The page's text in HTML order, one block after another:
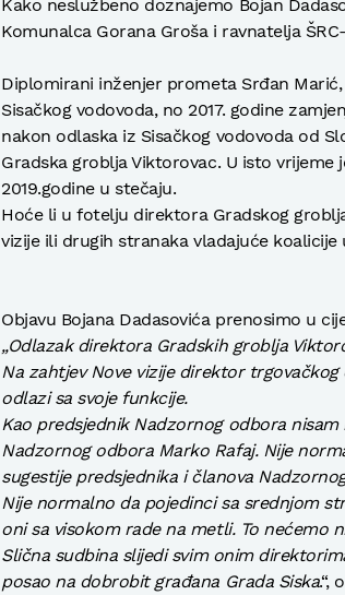
Kako neslužbeno doznajemo Bojan
Komunalca Gorana Groša i ravnatelja
Diplomirani inženjer prometa Srđan
Sisačkog vodovoda, no 2017. godine
nakon odlaska iz Sisačkog vodovoda od
Gradska groblja Viktorovac. U isto
2019.godine u stečaju.
Hoće li u fotelju direktora Gradskog
vizije ili drugih stranaka vladajuće
Objavu Bojana Dadasovića prenosimo u
„Odlazak direktora Gradskih groblja
Na zahtjev Nove vizije direktor
odlazi sa svoje funkcije.
Kao predsjednik Nadzornog odbora
Nadzornog odbora Marko Rafaj. Nije
sugestije predsjednika i članova
Nije normalno da pojedinci sa srednjom
oni sa visokom rade na metli. To nećemo
Slična sudbina slijedi svim onim
posao na dobrobit građana Grada Siska.“,